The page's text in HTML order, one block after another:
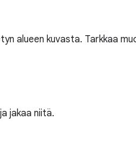
alueen kuvasta. Tarkkaa
jakaa niitä.